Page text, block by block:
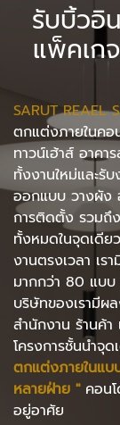
รับบิ้วอิ
แพ็คเก
SARUT REAEL
ตกแต่งภายในคอ
ทาวน์เฮ้าส์ อาค
ทั้งงานใหม่และรั
ออกแบบ วางผัง
การติดตั้ง รวมถึ
ทั้งหมดในจุดเดียว
งานตรงเวลา เร
มากกว่า 80 แบบ
บริษัทของเรามีผ
สำนักงาน ร้านค้า
โครงการชั้นนำจุ
ตกแต่งภายในแบ
หลายฝ่าย " คอน
อยู่อาศัย